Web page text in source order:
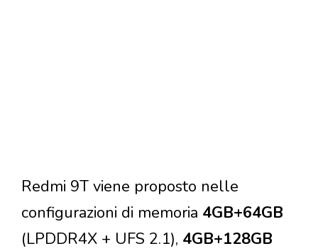
Redmi 9T viene proposto nelle
configurazioni di memoria 4GB+64GB
(LPDDR4X + UFS 2.1), 4GB+128GB